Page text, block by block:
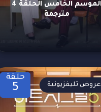
الموسم الخامس الحلقة 4
مترجمة
حلقة
5 عروض تليفزيونية